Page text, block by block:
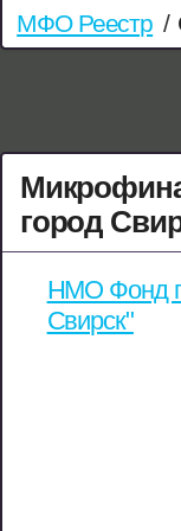
МФО Реестр /
город
НМО Фонд
Свирск"